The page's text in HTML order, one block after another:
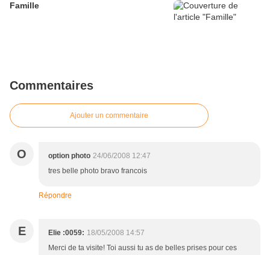
Famille
Commentaires
Ajouter un commentaire
O option photo 24/06/2008 12:47
tres belle photo bravo francois
Répondre
E Elie :0059: 18/05/2008 14:57
Merci de ta visite! Toi aussi tu as de belles prises pour ces